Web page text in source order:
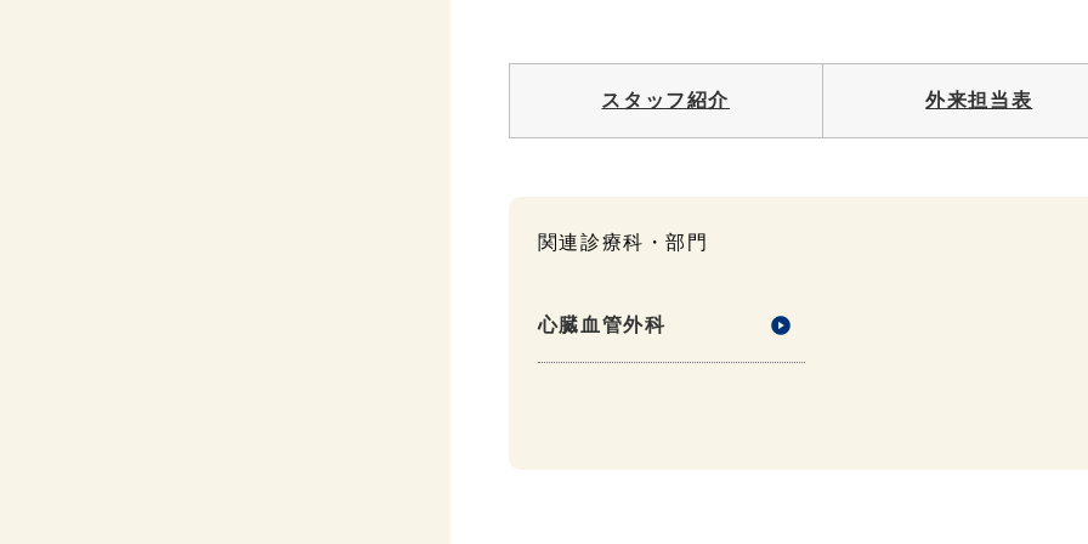
スタッフ紹介 外来担当表
関連診療科・部門
心臓血管外科